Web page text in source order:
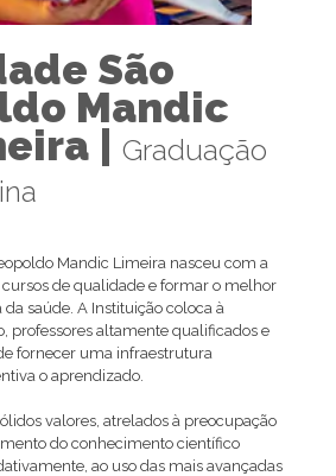
São
Mandic
|
Graduação
Mandic Limeira nasceu com a
de qualidade e formar o melhor
saúde. A Instituição coloca à
professores altamente qualificados e
fornecer uma infraestrutura
o aprendizado.
valores, atrelados à preocupação
do conhecimento científico
ao uso das mais avançadas